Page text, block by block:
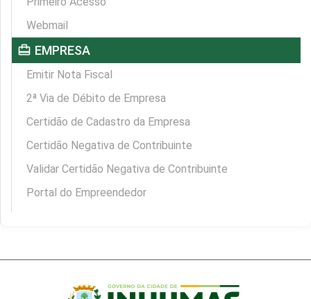
Webmail
card_travel EMPRESA
Emitir Nota Fiscal
2ª Via de Débito de Empresa
Certidão de Cadastro da Empresa
Certidão Negativa de Contribuinte
Validar Certidão Negativa de Contribuinte
Portal do Empreendedor